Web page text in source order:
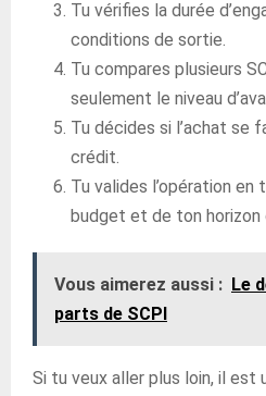
Tu vérifies la durée
conditions de sortie.
Tu compares plusieurs
seulement le niveau
Tu décides si l’achat se
crédit.
Tu valides l’opération
budget et de ton horizon
Vous aimerez aussi : Le
parts de SCPI
Si tu veux aller plus loin, il est